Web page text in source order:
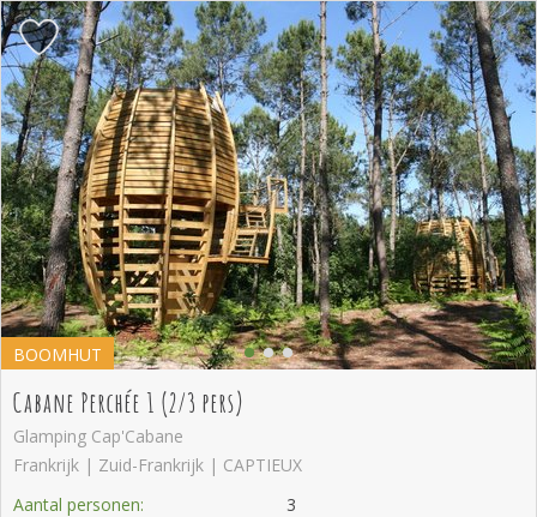
BOOMHUT
Cabane Perchée 1 (2/3 pers)
Glamping Cap'Cabane
Frankrijk | Zuid-Frankrijk | CAPTIEUX
Aantal personen:
3